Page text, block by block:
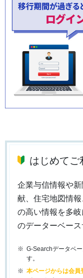
はじめてご
企業与信情報や
献、住宅地図情
の高い情報を多
のデーターベース
G-Searchデータベ
す。
本ページからは会員